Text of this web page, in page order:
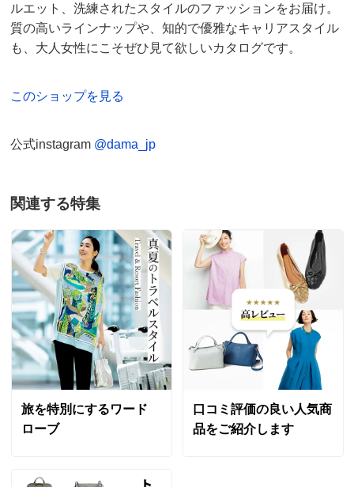
ルエット、洗練されたスタイルのファッションをお届け。
質の高いラインナップや、知的で優雅なキャリアスタイル
も、大人女性にこそぜひ見て欲しいカタログです。
このショップを見る
公式instagram @dama_jp
関連する特集
旅を特別にするワード
ローブ
口コミ評価の良い人気商
品をご紹介します